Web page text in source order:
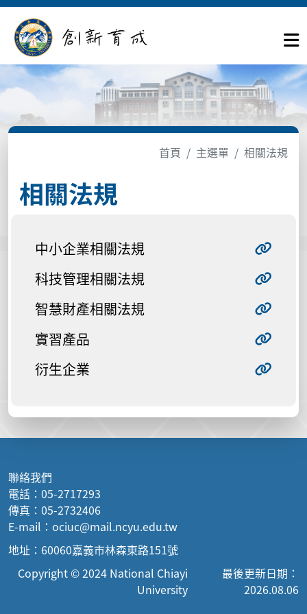
首頁 主選單 相關法規
相關法規
中小企業相關法規
科技管理相關法規
智慧財產相關法規
實習產品
衍生企業
聯絡我們
電話：05-2717293
傳真：05-2732406
E-mail：ociuc@mail.ncyu.edu.tw
地址：60060嘉義市林森東路151號
Copyright © 2024 National Chiayi
University
最後更新日期：
2026.08.06